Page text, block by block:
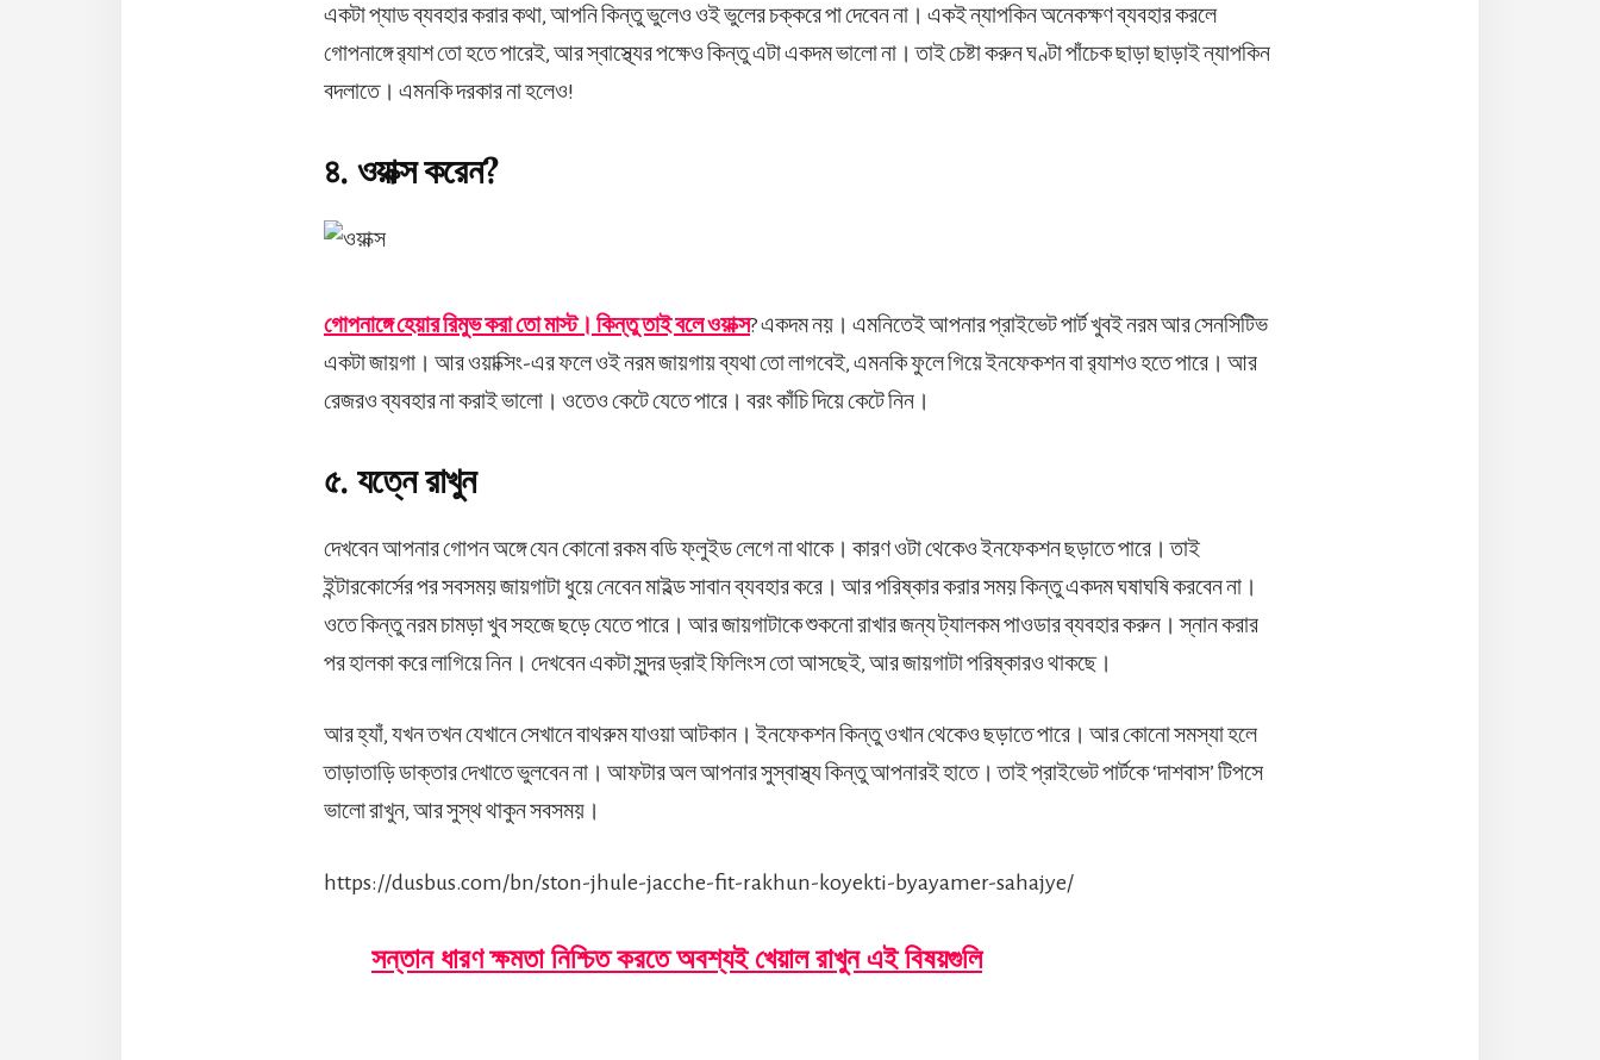
একটা প্যাড ব্যবহার করার কথা, আপনি কিন্তু ভুলেও ওই ভুলের চক্করে পা দেবেন না। একই ন্যাপকিন অনেকক্ষণ ব্যবহার করলে
গোপনাঙ্গে র‍্যাশ তো হতে পারেই, আর স্বাস্থ্যের পক্ষেও কিন্তু এটা একদম ভালো না। তাই চেষ্টা করুন ঘণ্টা পাঁচেক ছাড়া ছাড়াই ন্যাপকিন
বদলাতে। এমনকি দরকার না হলেও!
৪. ওয়াক্স করেন?
গোপনাঙ্গে হেয়ার রিমুভ করা তো মাস্ট। কিন্তু তাই বলে ওয়াক্স? একদম নয়। এমনিতেই আপনার প্রাইভেট পার্ট খুবই নরম আর সেনসিটিভ
একটা জায়গা। আর ওয়াক্সিং-এর ফলে ওই নরম জায়গায় ব্যথা তো লাগবেই, এমনকি ফুলে গিয়ে ইনফেকশন বা র‍্যাশও হতে পারে। আর
রেজরও ব্যবহার না করাই ভালো। ওতেও কেটে যেতে পারে। বরং কাঁচি দিয়ে কেটে নিন।
৫. যত্নে রাখুন
দেখবেন আপনার গোপন অঙ্গে যেন কোনো রকম বডি ফ্লুইড লেগে না থাকে। কারণ ওটা থেকেও ইনফেকশন ছড়াতে পারে। তাই
ইন্টারকোর্সের পর সবসময় জায়গাটা ধুয়ে নেবেন মাইল্ড সাবান ব্যবহার করে। আর পরিষ্কার করার সময় কিন্তু একদম ঘষাঘষি করবেন না।
ওতে কিন্তু নরম চামড়া খুব সহজে ছড়ে যেতে পারে। আর জায়গাটাকে শুকনো রাখার জন্য ট্যালকম পাওডার ব্যবহার করুন। স্নান করার
পর হালকা করে লাগিয়ে নিন। দেখবেন একটা সুন্দর ড্রাই ফিলিংস তো আসছেই, আর জায়গাটা পরিষ্কারও থাকছে।
আর হ্যাঁ, যখন তখন যেখানে সেখানে বাথরুম যাওয়া আটকান। ইনফেকশন কিন্তু ওখান থেকেও ছড়াতে পারে। আর কোনো সমস্যা হলে
তাড়াতাড়ি ডাক্তার দেখাতে ভুলবেন না। আফটার অল আপনার সুস্বাস্থ্য কিন্তু আপনারই হাতে। তাই প্রাইভেট পার্টকে ‘দাশবাস’ টিপসে
ভালো রাখুন, আর সুস্থ থাকুন সবসময়।
https://dusbus.com/bn/ston-jhule-jacche-fit-rakhun-koyekti-byayamer-sahajye/
সন্তান ধারণ ক্ষমতা নিশ্চিত করতে অবশ্যই খেয়াল রাখুন এই বিষয়গুলি